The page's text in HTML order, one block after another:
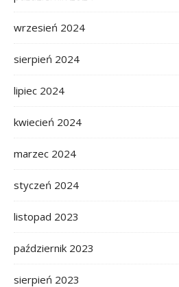
wrzesień 2024
sierpień 2024
lipiec 2024
kwiecień 2024
marzec 2024
styczeń 2024
listopad 2023
październik 2023
sierpień 2023